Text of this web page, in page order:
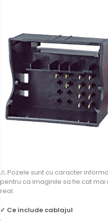
Camere Mercedes Benz
Camere Audi
Camere BMW
Camere Ford
Camere Opel
Camere Renault
Camere Fiat
⚠ Pozele sunt cu caracter
pentru ca imaginile sa fie cat
real.
✓ Ce include cablajul